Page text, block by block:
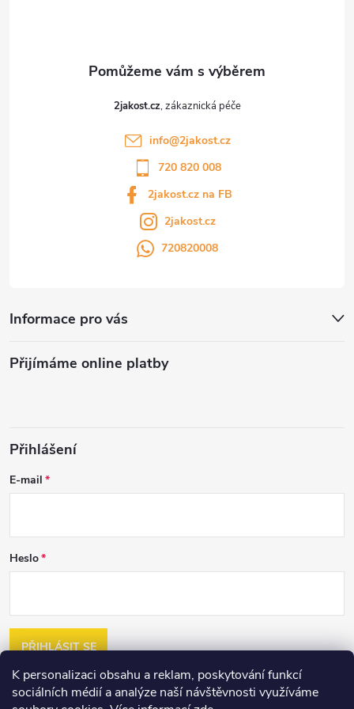
K personalizaci obsahu a reklam, poskytování funkcí
sociálních médií a analýze naší návštěvnosti využíváme
2jakost.cz
info@2jakost.cz
720 820 008
2jakost.cz na FB
2jakost.cz
720820008
Informace pro vás
Přijímáme online platby
Přihlášení
E-mail
Heslo
PŘIHLÁSIT SE
Nová registrace
Zapomenuté heslo